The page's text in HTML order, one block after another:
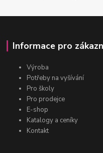
Informace pro
Výroba
Potřeby na vyšívání
Pro školy
Pro prodejce
E-shop
Katalogy a ceníky
Kontakt